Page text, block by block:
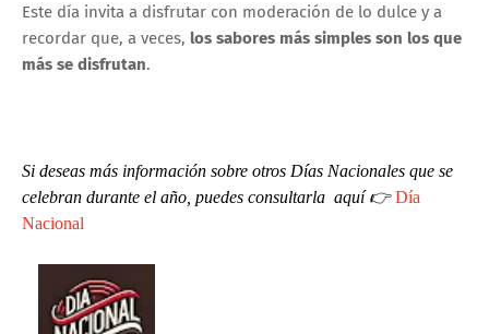
Este día invita a disfrutar con moderación de lo dulce y a
recordar que, a veces, los sabores más simples son los que
más se disfrutan.
Si deseas más información sobre otros Días Nacionales que se
celebran durante el año, puedes consultarla aquí👉 Día
Nacional